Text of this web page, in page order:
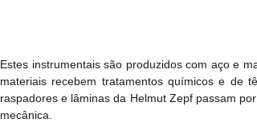
Estes instrumentais são produzidos com aço e
materiais recebem tratamentos químicos e de
raspadores e lâminas da Helmut Zepf passam
mecânica.